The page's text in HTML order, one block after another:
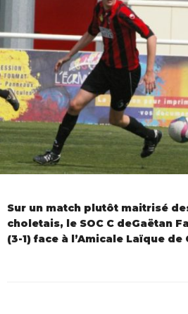
Sur un match plutôt maitrisé
choletais, le SOC C deGaëtan
(3-1) face à l’Amicale Laïque